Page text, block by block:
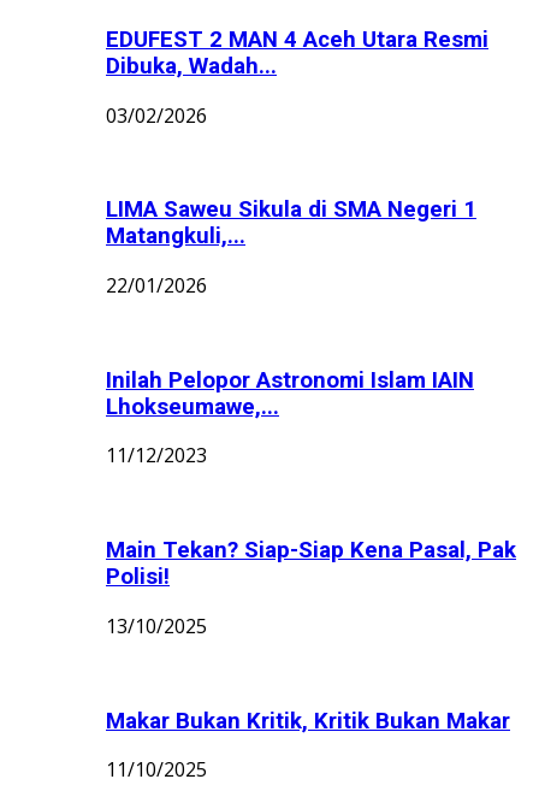
EDUFEST 2 MAN 4 Aceh Utara Resmi
Dibuka, Wadah...
03/02/2026
LIMA Saweu Sikula di SMA Negeri 1
Matangkuli,...
22/01/2026
Inilah Pelopor Astronomi Islam IAIN
Lhokseumawe,...
11/12/2023
Main Tekan? Siap-Siap Kena Pasal, Pak
Polisi!
13/10/2025
Makar Bukan Kritik, Kritik Bukan Makar
11/10/2025